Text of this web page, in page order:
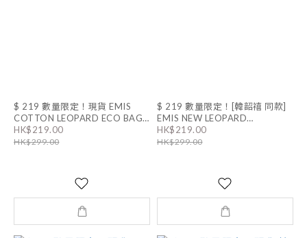
$ 219 數量限定！現貨 EMIS
COTTON LEOPARD ECO BAG|
男女同款
HK$219.00
HK$299.00
$ 219 數量限定！[韓韶禧 同款]
EMIS NEW LEOPARD
CORDUROY ECO BAG|男女同
款
HK$219.00
HK$299.00